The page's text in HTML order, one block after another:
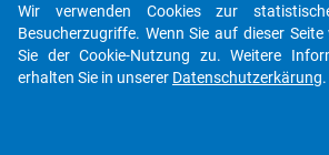
Wir verwenden Cookies zur
Besucherzugriffe. Wenn Sie auf dieser
Sie der Cookie-Nutzung zu. Weitere
erhalten Sie in unserer Datenschutzerkärung.